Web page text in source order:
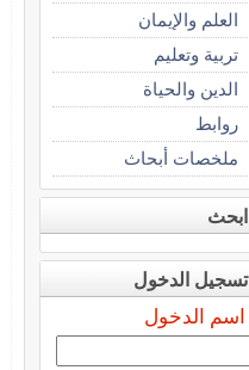
العلم والإيمان
تربية وتعليم
الدين والحياة
روابط
ملخصات أبحاث
ابحث
تسجيل الدخول
اسم الدخول